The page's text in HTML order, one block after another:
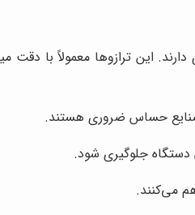
این ترازوها معمولاً با دقت
صنایع حساس ضروری هستند.
دستگاه جلوگیری شود.
می‌کنند.